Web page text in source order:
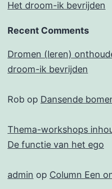
Het droom-ik bevrijden
Recent Comments
Dromen (leren)
droom-ik bevrijden
Rob op Dansende
Thema-workshops
De functie van het ego
admin op Column Een